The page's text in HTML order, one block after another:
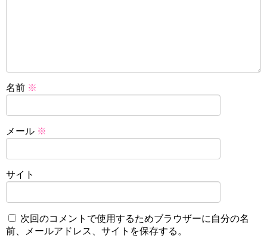
名前 ※
メール ※
サイト
次回のコメントで使用するためブラウザーに自分の名
前、メールアドレス、サイトを保存する。